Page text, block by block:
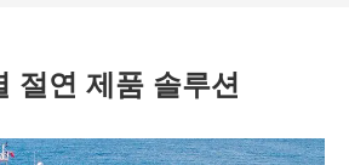
절연 제품 솔루션